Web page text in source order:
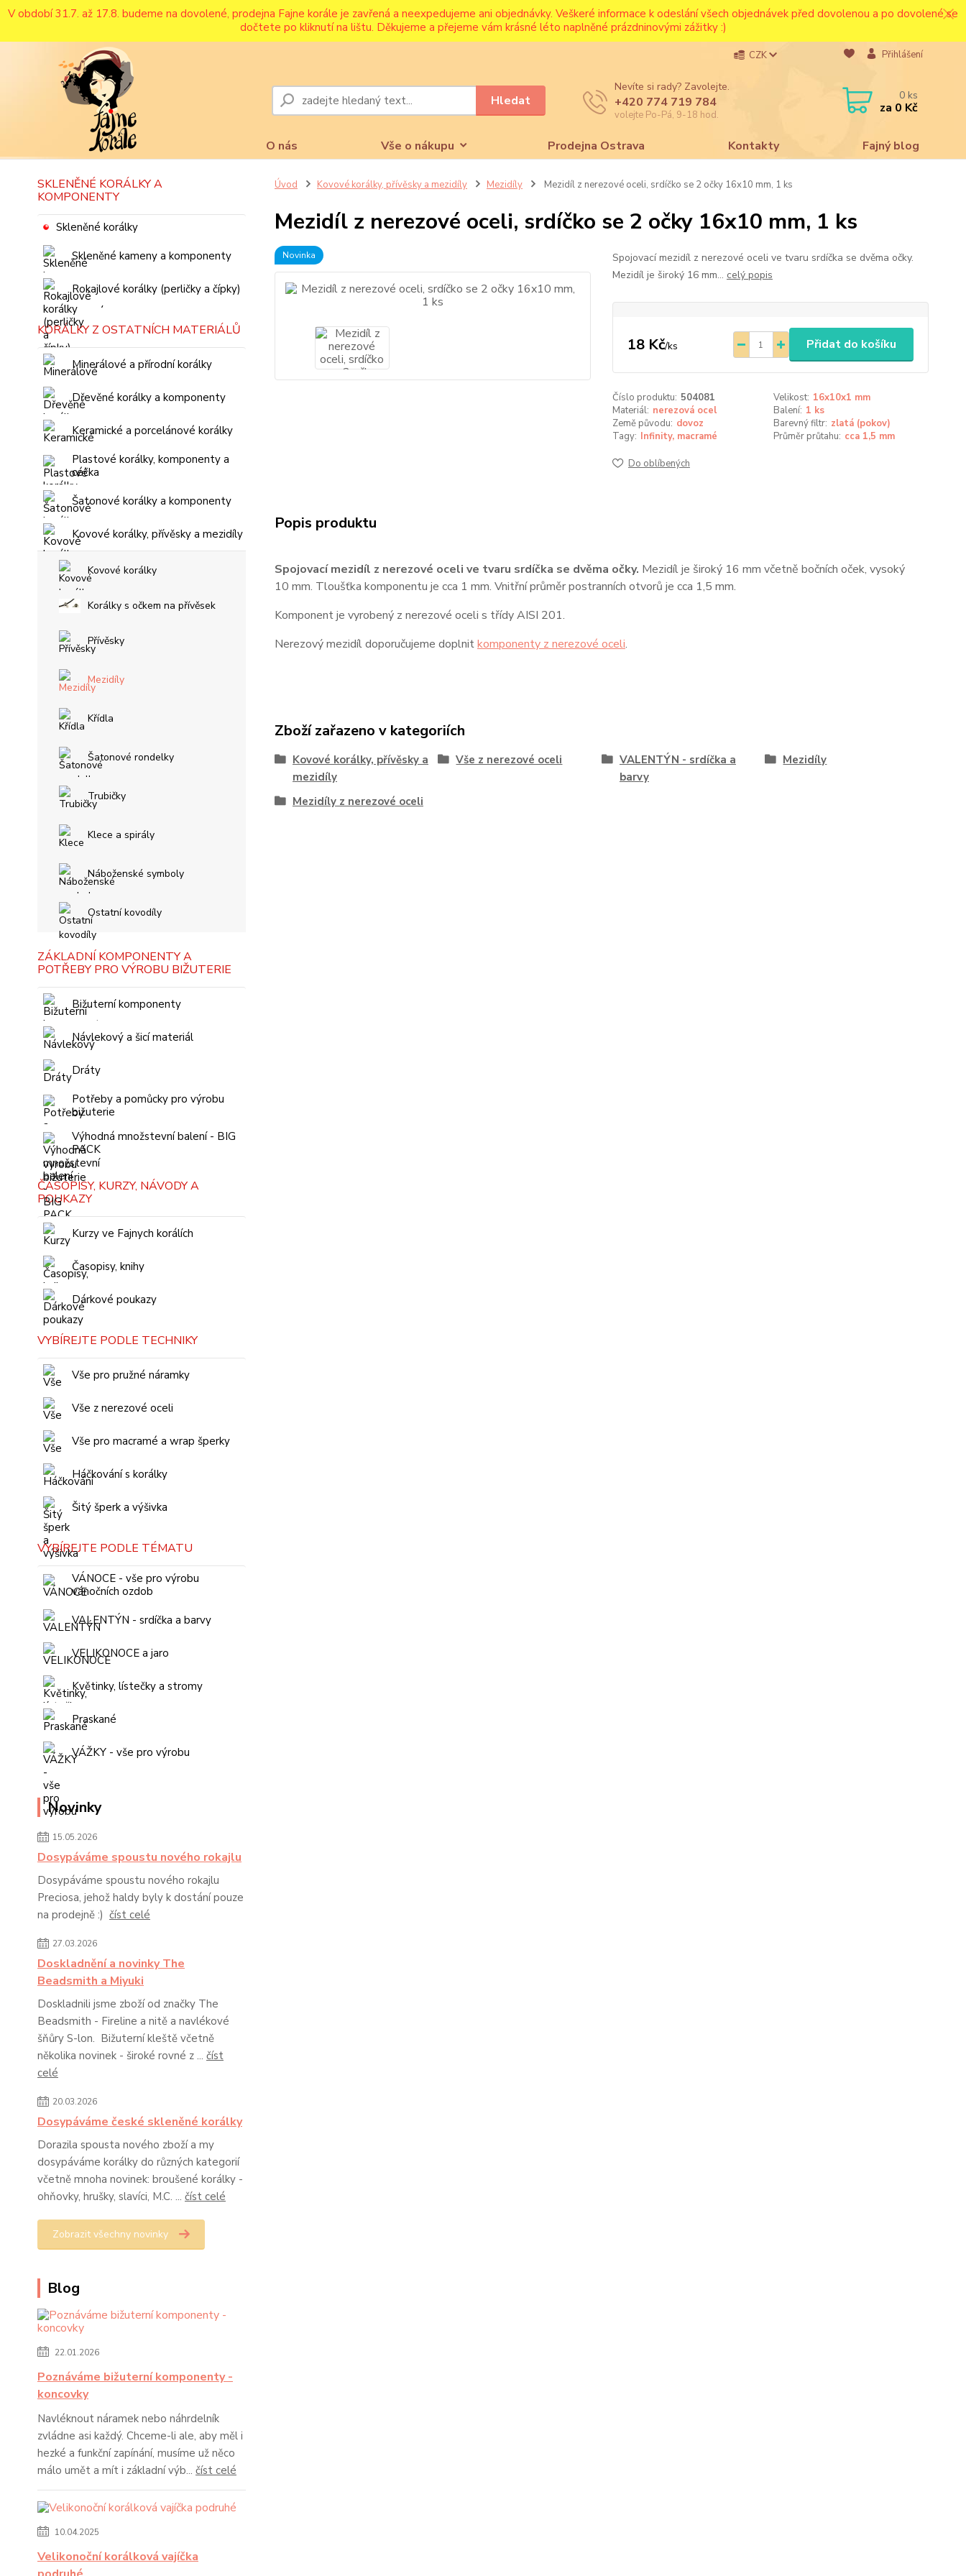
V období 31.7. až 17.8. budeme na dovolené, prodejna Fajne korále je zavřená a neexpedujeme ani objednávky. Veškeré informace k odeslání všech objednávek před dovolenou a po dovolené se
dočtete po kliknutí na lištu. Děkujeme a přejeme vám krásné léto naplněné prázdninovými zážitky :)
O nás Vše o nákupu Prodejna Ostrava Kontakty Fajný blog
CZK Přihlášení
Hledat
Nevíte si rady? Zavolejte.
+420 774 719 784
volejte Po-Pá, 9-18 hod.
0 ks
za 0 Kč
SKLENĚNÉ KORÁLKY A
KOMPONENTY
Skleněné korálky
Skleněné kameny a komponenty
Rokajlové korálky (perličky a čípky)
KORÁLKY Z OSTATNÍCH MATERIÁLŮ
Minerálové a přírodní korálky
Dřevěné korálky a komponenty
Keramické a porcelánové korálky
Plastové korálky, komponenty a
céčka
Šatonové korálky a komponenty
Kovové korálky, přívěsky a mezidíly
Kovové korálky
Korálky s očkem na přívěsek
Přívěsky
Mezidíly
Křídla
Šatonové rondelky
Trubičky
Klece a spirály
Náboženské symboly
Ostatní kovodíly
ZÁKLADNÍ KOMPONENTY A
POTŘEBY PRO VÝROBU BIŽUTERIE
Bižuterní komponenty
Návlekový a šicí materiál
Dráty
Potřeby a pomůcky pro výrobu
bižuterie
Výhodná množstevní balení - BIG
PACK
ČASOPISY, KURZY, NÁVODY A
POUKAZY
Kurzy ve Fajnych korálích
Časopisy, knihy
Dárkové poukazy
VYBÍREJTE PODLE TECHNIKY
Vše pro pružné náramky
Vše z nerezové oceli
Vše pro macramé a wrap šperky
Háčkování s korálky
Šitý šperk a výšivka
VYBÍREJTE PODLE TÉMATU
VÁNOCE - vše pro výrobu
vánočních ozdob
VALENTÝN - srdíčka a barvy
VELIKONOCE a jaro
Květinky, lístečky a stromy
Praskané
VÁŽKY - vše pro výrobu
Novinky
15.05.2026
Dosypáváme spoustu nového rokajlu
Dosypáváme spoustu nového rokajlu
Preciosa, jehož haldy byly k dostání pouze
na prodejně :) číst celé
27.03.2026
Doskladnění a novinky The
Beadsmith a Miyuki
Doskladnili jsme zboží od značky The
Beadsmith - Fireline a nitě a navlékové
šňůry S-lon. Bižuterní kleště včetně
několika novinek - široké rovné z ... číst
celé
20.03.2026
Dosypáváme české skleněné korálky
Dorazila spousta nového zboží a my
dosypáváme korálky do různých kategorií
včetně mnoha novinek: broušené korálky -
ohňovky, hrušky, slavíci, M.C. ... číst celé
Zobrazit všechny novinky
Blog
22.01.2026
Poznáváme bižuterní komponenty -
koncovky
Navléknout náramek nebo náhrdelník
zvládne asi každý. Chceme-li ale, aby měl i
hezké a funkční zapínání, musíme už něco
málo umět a mít i základní výb... číst celé
10.04.2025
Velikonoční korálková vajíčka
Úvod Kovové korálky, přívěsky a mezidíly Mezidíly Mezidíl z nerezové oceli, srdíčko se 2 očky 16x10 mm, 1 ks
Mezidíl z nerezové oceli, srdíčko se 2 očky 16x10 mm, 1 ks
Novinka
Spojovací mezidíl z nerezové oceli ve tvaru srdíčka se dvěma očky.
Mezidíl je široký 16 mm... celý popis
18 Kč/ks Přidat do košíku
Číslo produktu: 504081 Velikost: 16x10x1 mm
Materiál: nerezová ocel Balení: 1 ks
Země původu: dovoz Barevný filtr: zlatá (pokov)
Tagy: Infinity, macramé Průměr průtahu: cca 1,5 mm
Do oblíbených
Popis produktu
Spojovací mezidíl z nerezové oceli ve tvaru srdíčka se dvěma očky. Mezidíl je široký 16 mm včetně bočních oček, vysoký
10 mm. Tloušťka komponentu je cca 1 mm. Vnitřní průměr postranních otvorů je cca 1,5 mm.
Komponent je vyrobený z nerezové oceli s třídy AISI 201.
Nerezový mezidíl doporučujeme doplnitkomponenty z nerezové oceli.
Zboží zařazeno v kategoriích
Kovové korálky, přívěsky a
mezidíly
Vše z nerezové oceli
VALENTÝN - srdíčka a
barvy
Mezidíly
Mezidíly z nerezové oceli